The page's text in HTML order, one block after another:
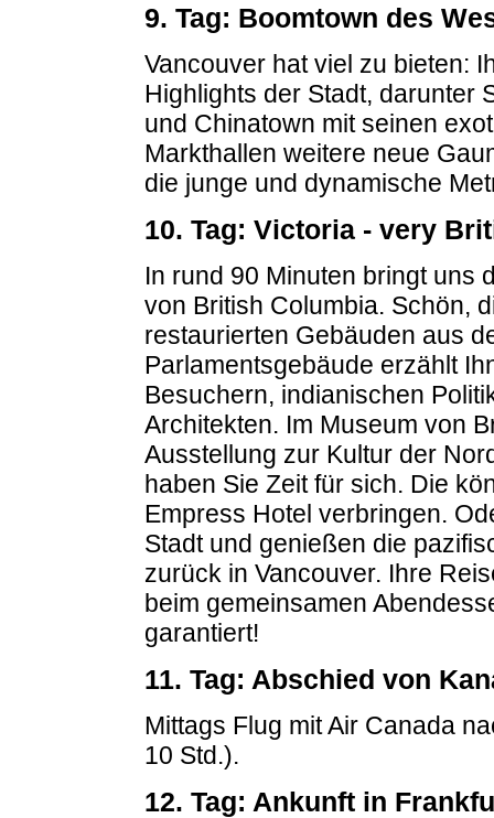
9. Tag: Boomtown des
Vancouver hat viel zu bieten:
Highlights der Stadt, darunter
und Chinatown mit seinen
Markthallen weitere neue
die junge und dynamische
10. Tag: Victoria - very
In rund 90 Minuten bringt uns
von British Columbia. Schön,
restaurierten Gebäuden aus
Parlamentsgebäude erzählt
Besuchern, indianischen
Architekten. Im Museum von
Ausstellung zur Kultur der
haben Sie Zeit für sich. Die
Empress Hotel verbringen.
Stadt und genießen die
zurück in Vancouver. Ihre
beim gemeinsamen
garantiert!
11. Tag: Abschied von
Mittags Flug mit Air Canada
10 Std.).
12. Tag: Ankunft in